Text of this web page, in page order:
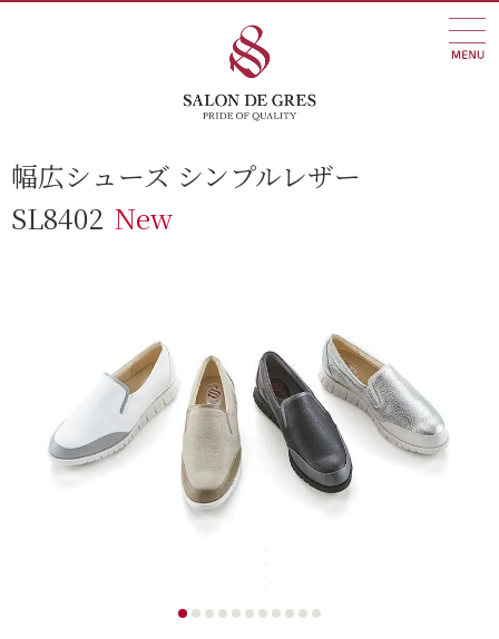
幅広シューズ シンプルレザー
SL8402 New